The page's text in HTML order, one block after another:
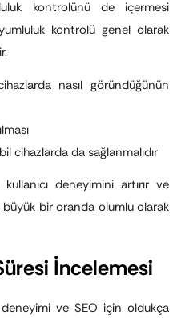
kontrolünü de içermesi
kontrolü genel olarak
nasıl göründüğünün
cihazlarda da sağlanmalıdır
deneyimini artırır ve
büyük bir oranda olumlu olarak
İncelemesi
deneyimi ve SEO için oldukça